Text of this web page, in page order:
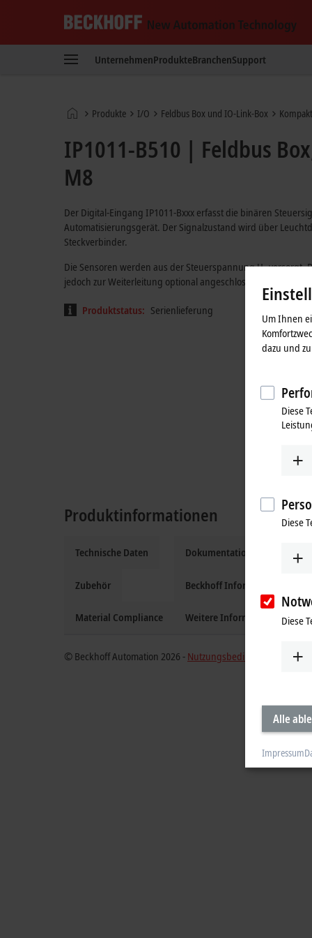
New
UnternehmenProdukteBranchenSupport
StartseiteProdukte I/O Feldbus Box und IO-Link-Box
IP1011-B510 | Feldbus
M8
Der Digital-Eingang IP1011-Bxxx erfasst die binären
Automatisierungsgerät. Der Signalzustand wird über
Steckverbinder.
Die Sensoren werden aus der Steuerspannung USversorgt.
jedoch zur Weiterleitung optional angeschlossen werden.
Produktstatus: Serienlieferung
Produktinformationen
Technische Daten
Zubehör
Material Compliance
Dokumentation und
Beckhoff Information System
Weitere Informationen
© Beckhoff Automation 2026 - Nutzungsbedingungen
Um Ihnen
dazu und
Diese
Diese
Diese
Alle
Impressum